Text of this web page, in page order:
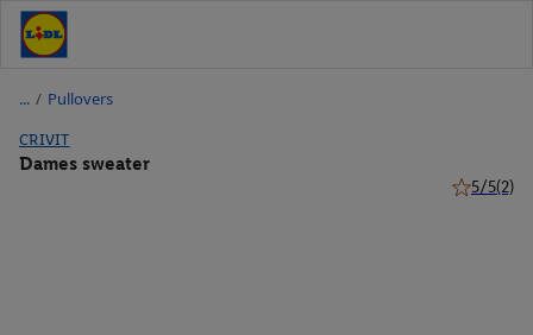
/ Pullovers
CRIVIT
Dames sweater
5/5(2)